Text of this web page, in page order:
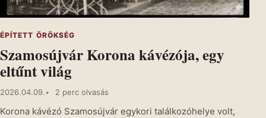
ÉPÍTETT ÖRÖKSÉG
Szamosújvár Korona kávézója, egy
eltűnt világ
2026.04.09. 2 perc olvasás
Korona kávézó Szamosújvár egykori találkozóhelye volt,